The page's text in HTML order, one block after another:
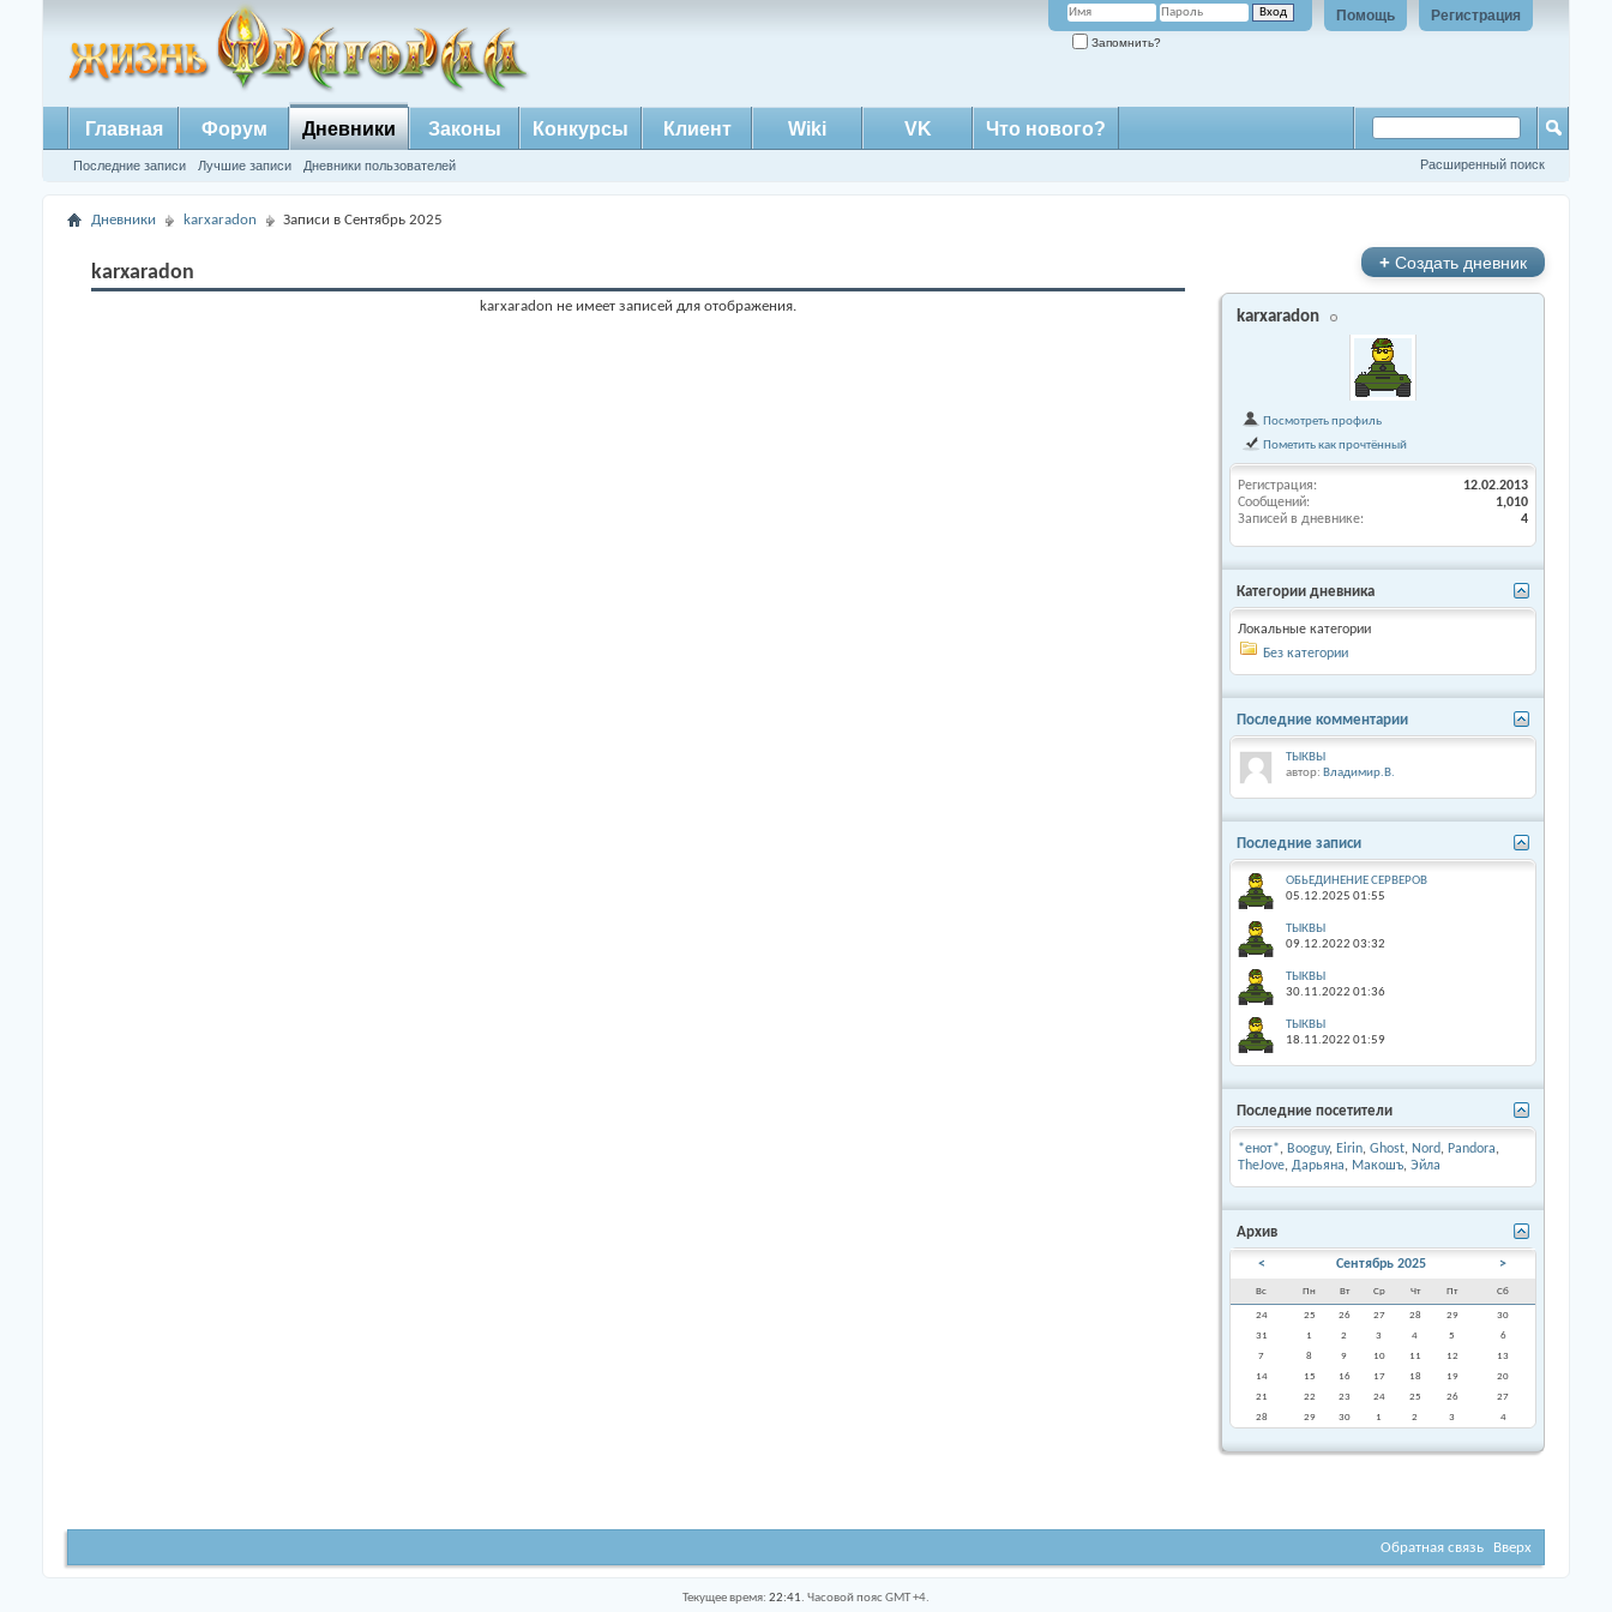
Регистрация
Помощь
Запомнить?
Главная Форум Дневники
Последние записи Лучшие записи Дневники пользователей
Законы Конкурсы Клиент Wiki VK Что нового?
Расширенный поиск
Дневники karxaradon Записи в Сентябрь 2025
karxaradon
karxaradon не имеет записей для отображения.
+ Создать дневник
karxaradon
Посмотреть профиль
Пометить как прочтённый
Регистрация
12.02.2013
Сообщений
1,010
Записей в дневнике
4
Категории дневника
Локальные категории
Без категории
Последние комментарии
ТЫКВЫ
автор: Владимир.В.
Последние записи
ОБЬЕДИНЕНИЕ СЕРВЕРОВ
05.12.2025 01:55
ТЫКВЫ
09.12.2022 03:32
ТЫКВЫ
30.11.2022 01:36
ТЫКВЫ
18.11.2022 01:59
Последние посетители
*енот*, Booguy, Eirin, Ghost, Nord, Pandora,
TheJove, Дарьяна, Макошъ, Эйла
Архив
< Сентябрь 2025 >
Вс Пн Вт Ср Чт Пт Сб
24 25 26 27 28 29
30
31
1 2 3 4 5
6
7
8 9 10 11 12
13
14
15 16 17 18 19
20
21
22 23 24 25 26
27
28
29 30 1 2 3 4
Обратная связь Вверх
Текущее время: 22:41. Часовой пояс GMT +4.